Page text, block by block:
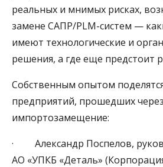
реальных и мнимых рисках,
замене САПР/PLM-систем —
имеют технологические и
решения, а где еще предстоит
Собственным опытом
предприятий, прошедших через
импортозамещение:
· Александр Поспелов,
АО «УПКБ «Деталь»